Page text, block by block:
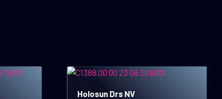
Holosun Drs NV